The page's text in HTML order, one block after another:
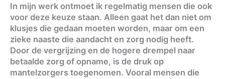
In mijn werk ontmoet ik regelmatig mensen die ook
voor deze keuze staan. Alleen gaat het dan niet om
klusjes die gedaan moeten worden, maar om een
zieke naaste die aandacht en zorg nodig heeft.
Door de vergrijzing en de hogere drempel naar
betaalde zorg of opname, is de druk op
mantelzorgers toegenomen. Vooral mensen die